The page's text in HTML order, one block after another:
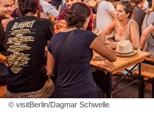
© visitBerlin/Dagmar Schwelle